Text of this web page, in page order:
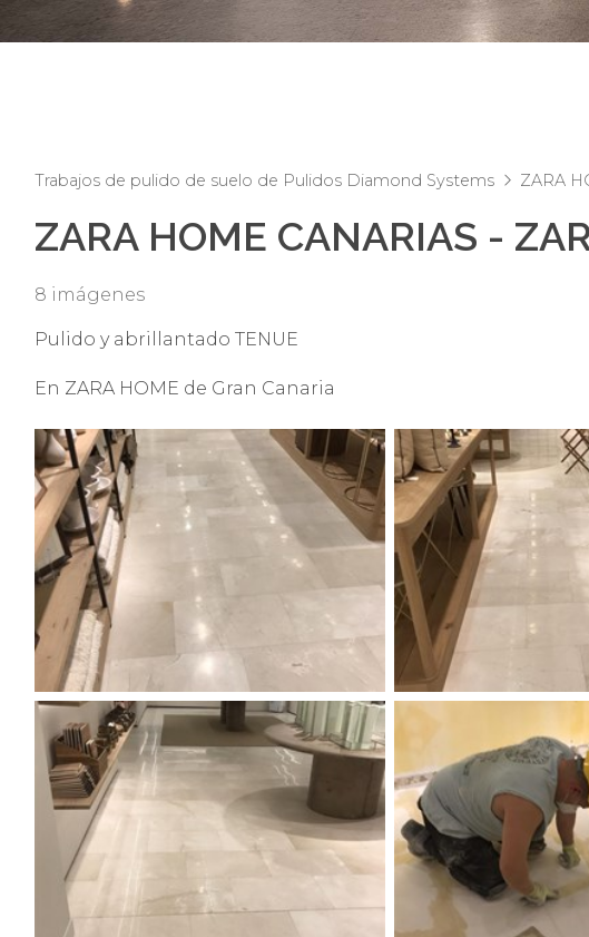
Trabajos de pulido de suelo de Pulidos Diamond Systems ZARA
ZARA HOME CANARIAS -
8 imágenes
Pulido y abrillantado TENUE
En ZARA HOME de Gran Canaria